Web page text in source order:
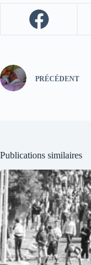
PRÉCÉDENT
Publications similaires